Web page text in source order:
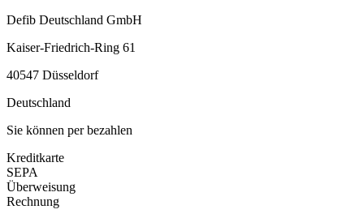
Defib Deutschland GmbH
Kaiser-Friedrich-Ring 61
40547 Düsseldorf
Deutschland
Sie können per bezahlen
Kreditkarte
SEPA
Überweisung
Rechnung